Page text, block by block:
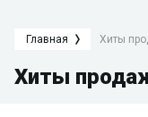
Главная Хиты
Хиты